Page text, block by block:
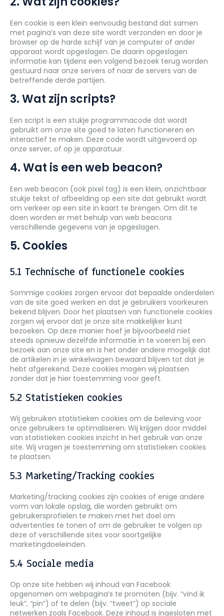
Een cookie is een klein eenvoudig bestand dat samen
met pagina’s van deze site wordt verzonden en door je
browser op de harde schijf van je computer of ander
apparaat wordt opgeslagen. De daarin opgeslagen
informatie kan tijdens een volgend bezoek terug worden
gestuurd naar onze servers of naar de servers van de
betreffende derde partijen.
3. Wat zijn scripts?
Een script is een stukje programmacode dat wordt
gebruikt om onze site goed te laten functioneren en
interactief te maken. Deze code wordt uitgevoerd op
onze server, of op je apparatuur.
4. Wat is een web beacon?
Een web beacon (ook pixel tag) is een klein, onzichtbaar
stukje tekst of afbeelding op een site dat gebruikt wordt
om verkeer op een site in kaart te brengen. Om dit te
doen worden er met behulp van web beacons
verschillende gegevens van je opgeslagen.
5. Cookies
5.1 Technische of functionele cookies
Sommige cookies zorgen ervoor dat bepaalde onderdelen
van de site goed werken en dat je gebruikers voorkeuren
bekend blijven. Door het plaatsen van functionele cookies
zorgen wij ervoor dat je onze site makkelijker kunt
bezoeken. Op deze manier hoef je bijvoorbeeld niet
steeds opnieuw dezelfde informatie in te voeren bij een
bezoek aan onze site en is het onder andere mogelijk dat
de artikelen in je winkelwagen bewaard blijven tot dat je
hebt afgerekend. Deze cookies mogen wij plaatsen
zonder dat je hier toestemming voor geeft.
5.2 Statistieken cookies
Wij gebruiken statistieken cookies om de beleving voor
onze gebruikers te optimaliseren. Wij krijgen door middel
van statistieken cookies inzicht in het gebruik van onze
site. Wij vragen je toestemming om statistieken cookies
te plaatsen.
5.3 Marketing/Tracking cookies
Marketing/tracking cookies zijn cookies of enige andere
vorm van lokale opslag, die worden gebruikt om
gebruikersprofielen te maken met het doel om
advertenties te tonen of om de gebruiker te volgen op
deze of verschillende sites voor soortgelijke
marketingdoeleinden.
5.4 Sociale media
Op onze site hebben wij inhoud van Facebook
opgenomen om webpagina’s te promoten (bijv. “vind ik
leuk”, “pin”) of te delen (bijv. “tweet”) op sociale
netwerken zoals Facebook. Deze inhoud is ingesloten met